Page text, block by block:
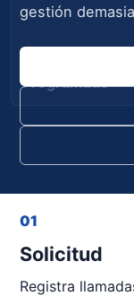
Programado
gestión
01
Solicitud
Registra